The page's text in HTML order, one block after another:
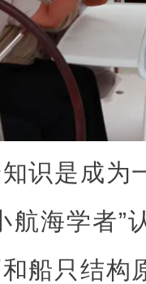
识是成为
航海学者”
船只结构